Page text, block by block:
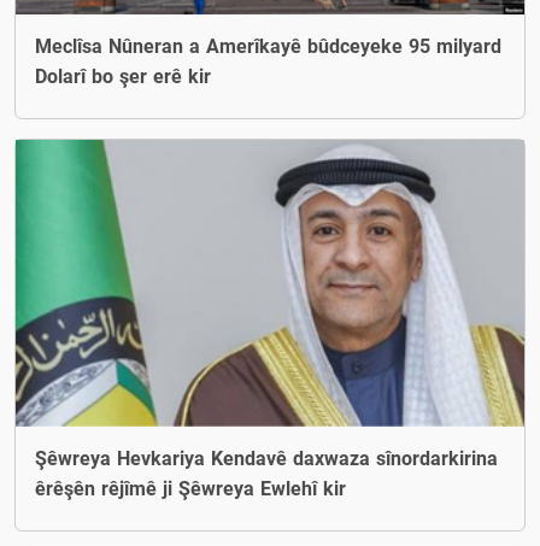
Meclîsa Nûneran a Amerîkayê bûdceyeke 95 milyard
Dolarî bo şer erê kir
Şêwreya Hevkariya Kendavê daxwaza sînordarkirina
êrêşên rêjîmê ji Şêwreya Ewlehî kir